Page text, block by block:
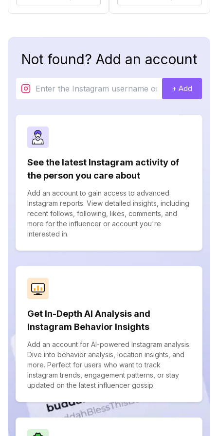
Not found? Add an account
+ Add
See the latest Instagram activity of
the person you care about
Add an account to gain access to advanced
Instagram reports. View detailed insights, including
recent follows, following, likes, comments, and
more for the influencer or account you're
interested in.
Get In-Depth AI Analysis and
Instagram Behavior Insights
Add an account for AI-powered Instagram analysis.
Dive into behavior analysis, location insights, and
more. Perfect for users who want to track
Instagram trends, engagement patterns, or stay
updated on the latest influencer gossip.